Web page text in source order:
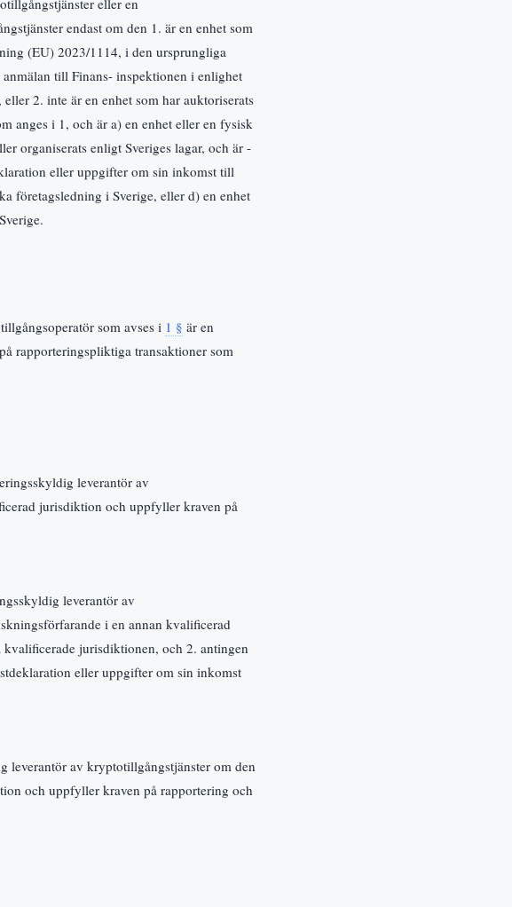
eller en
endast om den 1. är en enhet som
(EU) 2023/1114, i den ursprungliga
till Finans- inspektionen i enlighet
2. inte är en enhet som har auktoriserats
anges i 1, och är a) en enhet eller en fysisk
organiserats enligt Sveriges lagar, och är -
eller uppgifter om sin inkomst till
företagsledning i Sverige, eller d) en enhet
som avses i 1 § är en
rapporteringspliktiga transaktioner som
leverantör av
jurisdiktion och uppfyller kraven på
leverantör av
i en annan kvalificerad
jurisdiktionen, och 2. antingen
eller uppgifter om sin inkomst
leverantör av kryptotillgångstjänster om den
och uppfyller kraven på rapportering och